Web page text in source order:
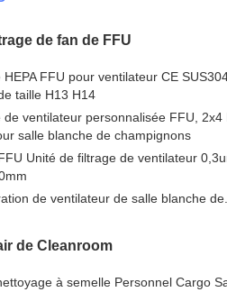
de fan de FFU
HEPA FFU pour ventilateur CE
taille H13 H14
de ventilateur personnalisée FFU, 2x4
salle blanche de champignons
Unité de filtrage de ventilateur
de ventilateur de salle blanche
de Cleanroom
à semelle Personnel Cargo